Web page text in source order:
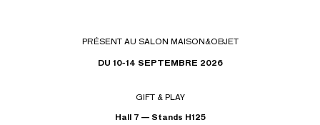
PRÉSENT AU SALON MAISON&OBJET
DU 10-14 SEPTEMBRE 2026
GIFT & PLAY
Hall 7 — Stands H125